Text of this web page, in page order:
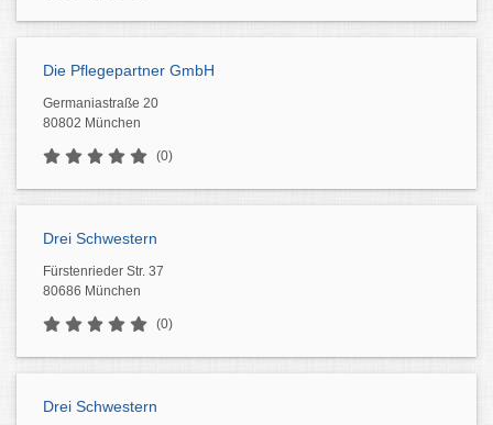
Die Pflegepartner GmbH
Germaniastraße 20
80802 München
(0)
Drei Schwestern
Fürstenrieder Str. 37
80686 München
(0)
Drei Schwestern